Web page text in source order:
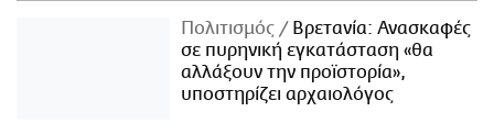
Πολιτισμός
Βρετανία: Ανασκαφές
σε πυρηνική εγκατάσταση «θα
αλλάξουν την προϊστορία»,
υποστηρίζει αρχαιολόγος